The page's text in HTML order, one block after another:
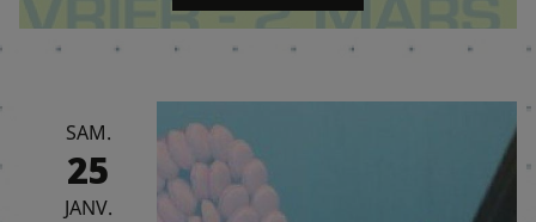
SAM.
25
JANV.